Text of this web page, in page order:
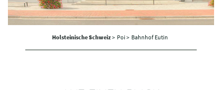
Holsteinische Schweiz> Poi > Bahnhof Eutin